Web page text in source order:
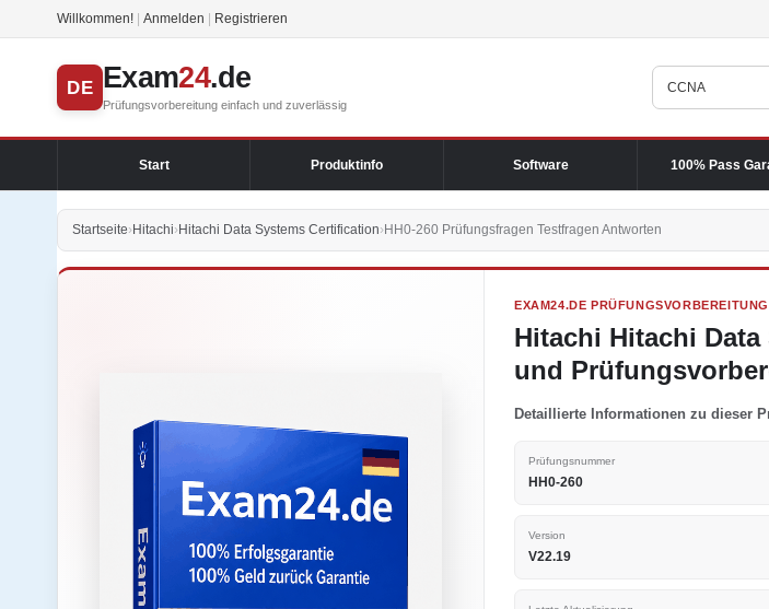
Willkommen! Anmelden Registrieren
DE Exam24.de
Prüfungsvorbereitung einfach und zuverlässig
Start Produktinfo Software 100% Pass
Startseite›Hitachi›Hitachi Data Systems Certification›HH0-260 Prüfungsfragen Testfragen Antworten
EXAM24.DE PRÜFUNGSVORBEREITUNG
Hitachi Hitachi
und
Detaillierte Informationen zu dieser
Prüfungsnummer
HH0-260
Version
V22.19